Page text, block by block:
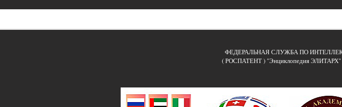
ФЕДЕРАЛЬНАЯ СЛУЖБА ПО
( РОСПАТЕНТ ) "Энциклопедия ЭЛИТАРХ"